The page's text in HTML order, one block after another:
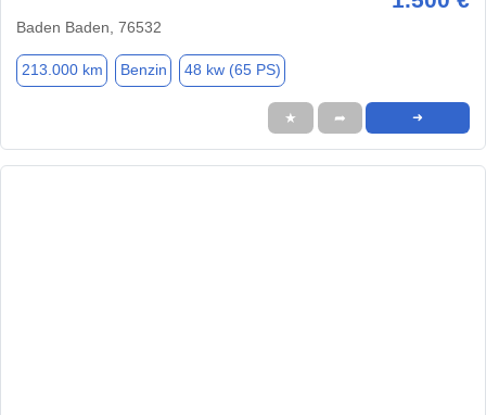
Baden Baden, 76532
213.000 km Benzin 48 kw (65 PS)
★ ➦ ➜